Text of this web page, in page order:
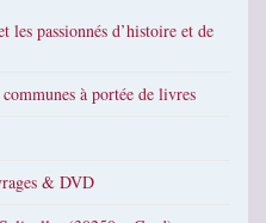
les passionnés d’histoire et de
à portée de livres
& DVD